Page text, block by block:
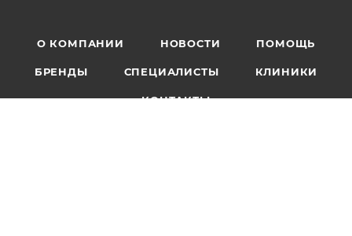
О КОМПАНИИ НОВОСТИ ПОМОЩЬ
БРЕНДЫ СПЕЦИАЛИСТЫ КЛИНИКИ
КОНТАКТЫ